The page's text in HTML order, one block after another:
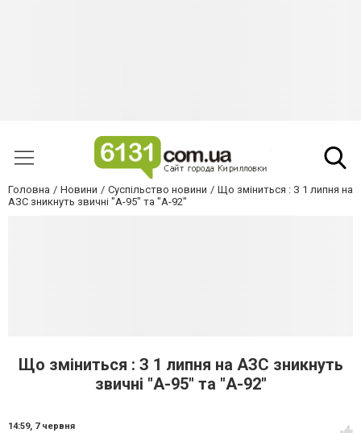
Головна Новини Суспільство новини
Що зміниться : З 1 липня на
АЗС зникнуть звичні "А-95" та "А-92"
Що зміниться : З 1 липня на АЗС зникнуть
звичні "А-95" та "А-92"
14:59, 7 червня